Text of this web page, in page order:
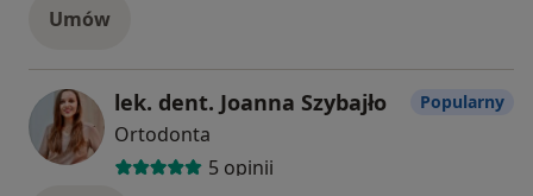
Umów
lek. dent. Joanna Szybajło
Ortodonta
5 opinii
Popularny